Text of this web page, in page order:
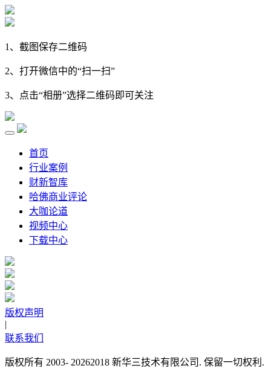
1、截图保存二维码
2、打开微信中的“扫一扫”
3、点击“相册”选择二维码即可关注
首页
行业案例
财新智库
哈佛商业评论
大咖论道
视频中心
下载中心
版权声明
|
联系我们
版权所有 2003- 20262018 新华三技术有限公司. 保留一切权利.